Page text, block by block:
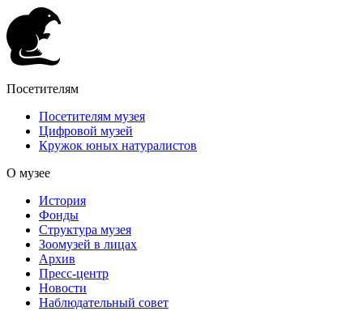
Посетителям
Посетителям музея
Цифровой музей
Кружок юных натуралистов
О музее
История
Фонды
Структура музея
Зоомузей в лицах
Архив
Пресс-центр
Новости
Наблюдательный совет